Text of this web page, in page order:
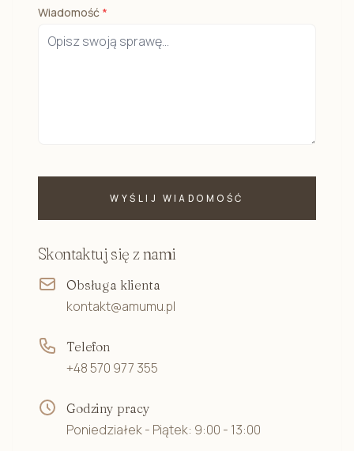
Wiadomość *
WYŚLIJ WIADOMOŚĆ
Skontaktuj się z nami
Obsługa klienta
kontakt@amumu.pl
Telefon
+48 570 977 355
Godziny pracy
Poniedziałek - Piątek: 9:00 - 13:00